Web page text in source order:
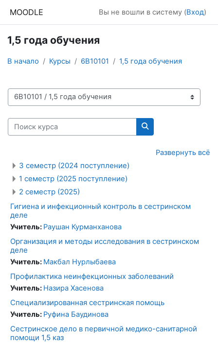
MOODLE Вы не вошли в систему (Вход)
1,5 года обучения
В начало Курсы 6В10101 1,5 года обучения
Категории курсов
Поиск курса
Поиск курса
Развернуть всё
3 семестр (2024 поступление)
1 семестр (2025 поступление)
2 семестр (2025)
Гигиена и инфекционный контроль в сестринском
деле
Учитель: Раушан Курманханова
Организация и методы исследования в сестринском
деле
Учитель: Макбал Нурлыбаева
Профилактика неинфекционных заболеваний
Учитель: Назира Хасенова
Специализированная сестринская помощь
Учитель: Руфина Баудинова
Сестринское дело в первичной медико-санитарной
помощи 1,5 каз